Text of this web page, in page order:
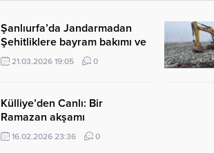
Şanlıurfa’da Jandarmadan
Şehitliklere bayram bakımı ve
vefa ziyareti
21.03.2026 19:05 0
Külliye’den Canlı: Bir
Ramazan akşamı
16.02.2026 23:36 0